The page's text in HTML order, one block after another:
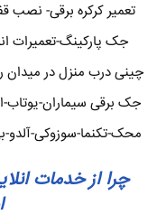
تعمیر کرکره برقی- نصب
جک پارکینگ-تعمیرات
چینی درب منزل در میدان
جک برقی سیماران-یوتاب-
محک-تکنما-سوزوکی-
چرا از خدمات